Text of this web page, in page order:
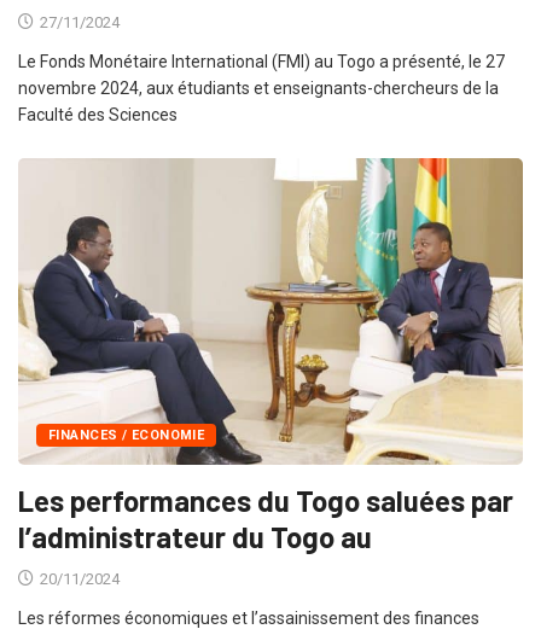
27/11/2024
Le Fonds Monétaire International (FMI) au Togo a présenté, le 27
novembre 2024, aux étudiants et enseignants-chercheurs de la
Faculté des Sciences
FINANCES / ECONOMIE
Les performances du Togo saluées par
l’administrateur du Togo au
20/11/2024
Les réformes économiques et l’assainissement des finances